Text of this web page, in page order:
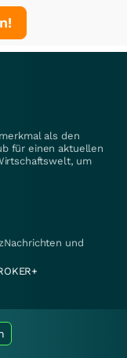
als den
für einen aktuellen
um
und